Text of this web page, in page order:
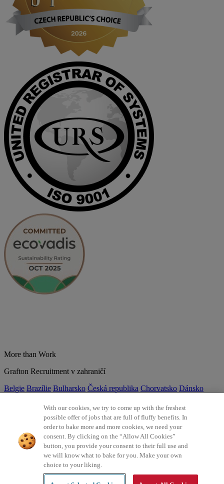
More than Work
Grafton Recruitment v zahraničí
Belgie Brazílie Bulharsko Česká republika Chorvatsko Dánsko
Německo Nizozemsko Norsko Polsko Portugalsko
Slovensko Španělsko Srbsko Švýcarsko Turecko
©2026 Všechna práva vyhrazena Grafton Recruitment
Ochrana osobních údajů Zásady používání cookies Všeobecné
Digitální přístupnost
персональних даних
With our cookies, we try to come up with the freshest
possible offer of jobs that are full of fluffy benefits. In
order to bake more and more cookies, we need your
consent. By clicking on the “Allow All Cookies”
button, you provide your consent to their full use and
we will know what to bake for you. Make your own
choice to your liking.